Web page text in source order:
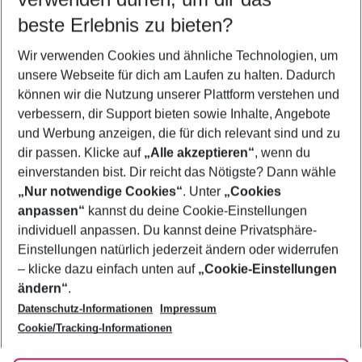
5-8 Nächte
2 Erwachsene Keine Kinder
Mehr Filter anzeigen
Footer
Footer navigation
Über uns
AGB
Bestpreisgarantie
Cookie-Einstellungen ändern
Cookie-Richtlinie
Agenturbetreuung
Barrierefreies Reisen
Folge uns
beste Erlebnis zu bieten?
Wir verwenden Cookies und ähnliche Technologien, um
unsere Webseite für dich am Laufen zu halten. Dadurch
können wir die Nutzung unserer Plattform verstehen und
verbessern, dir Support bieten sowie Inhalte, Angebote
und Werbung anzeigen, die für dich relevant sind und zu
dir passen. Klicke auf „Alle akzeptieren“, wenn du
einverstanden bist. Dir reicht das Nötigste? Dann wähle
„Nur notwendige Cookies“. Unter „Cookies
anpassen“ kannst du deine Cookie-Einstellungen
individuell anpassen. Du kannst deine Privatsphäre-
Einstellungen natürlich jederzeit ändern oder widerrufen
– klicke dazu einfach unten auf „Cookie-Einstellungen
ändern“.
Datenschutz-Informationen
Impressum
Cookie/Tracking-Informationen